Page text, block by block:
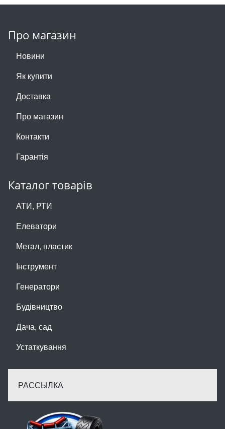
Про магазин
Новини
Як купити
Доставка
Про магазин
Контакти
Гарантія
Каталог товарів
АТИ, РТИ
Елеватори
Метал, пластик
Інструмент
Генератори
Будівництво
Дача, сад
Устаткування
РАССЫЛКА